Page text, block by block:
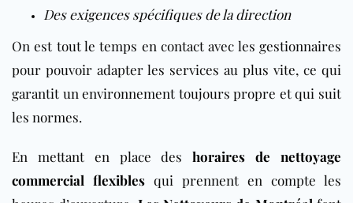
Des exigences spécifiques de la direction
On est tout le temps en contact avec les gestionnaires
pour pouvoir adapter les services au plus vite, ce qui
garantit un environnement toujours propre et qui suit
les normes.
En mettant en place deshoraires de nettoyage
commercial flexibles qui prennent en compte les